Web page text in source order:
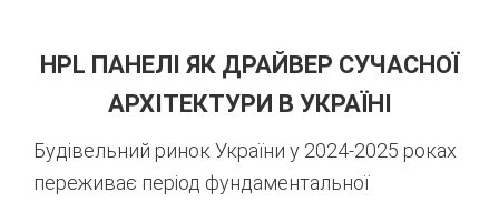
HPL ПАНЕЛІ ЯК ДРАЙВЕР СУЧАСНОЇ
АРХІТЕКТУРИ В УКРАЇНІ
Будівельний ринок України у 2024-2025 роках
переживає період фундаментальної